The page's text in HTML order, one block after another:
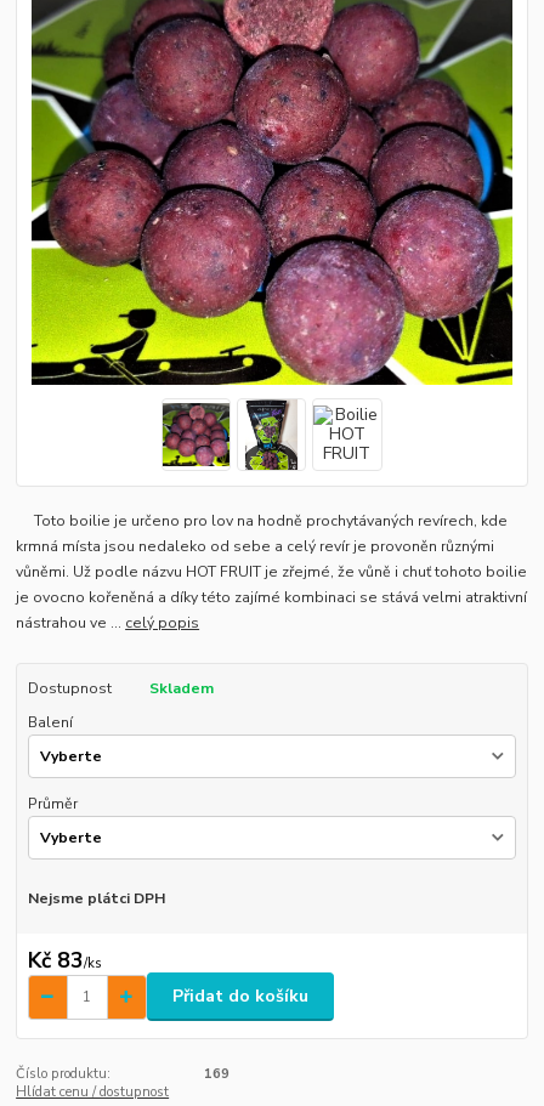
Toto boilie je určeno pro lov na hodně prochytávaných revírech, kde
krmná místa jsou nedaleko od sebe a celý revír je provoněn různými
vůněmi. Už podle názvu HOT FRUIT je zřejmé, že vůně i chuť tohoto boilie
je ovocno kořeněná a díky této zajímé kombinaci se stává velmi atraktivní
nástrahou ve ... celý popis
Dostupnost
Skladem
Balení
Průměr
Nejsme plátci DPH
Kč 83/ks
Přidat do košíku
Číslo produktu:
169
Hlídat cenu / dostupnost